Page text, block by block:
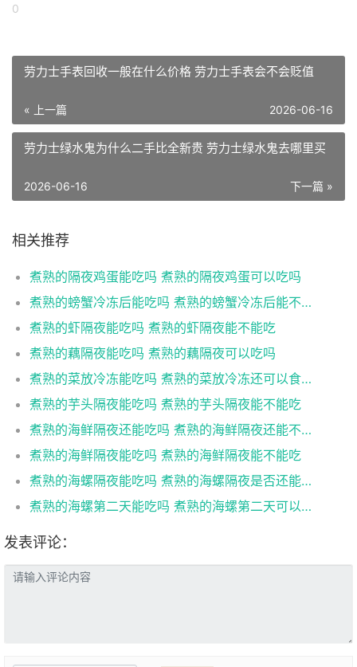
0
劳力士手表回收一般在什么价格 劳力士手表会不会贬值
« 上一篇 2026-06-16
劳力士绿水鬼为什么二手比全新贵 劳力士绿水鬼去哪里买
下一篇 »
2026-06-16
相关推荐
煮熟的隔夜鸡蛋能吃吗 煮熟的隔夜鸡蛋可以吃吗
煮熟的螃蟹冷冻后能吃吗 煮熟的螃蟹冷冻后能不能吃
煮熟的虾隔夜能吃吗 煮熟的虾隔夜能不能吃
煮熟的藕隔夜能吃吗 煮熟的藕隔夜可以吃吗
煮熟的菜放冷冻能吃吗 煮熟的菜放冷冻还可以食用吗
煮熟的芋头隔夜能吃吗 煮熟的芋头隔夜能不能吃
煮熟的海鲜隔夜还能吃吗 煮熟的海鲜隔夜还能不能吃
煮熟的海鲜隔夜能吃吗 煮熟的海鲜隔夜能不能吃
煮熟的海螺隔夜能吃吗 煮熟的海螺隔夜是否还能吃
煮熟的海螺第二天能吃吗 煮熟的海螺第二天可以吃吗
发表评论：